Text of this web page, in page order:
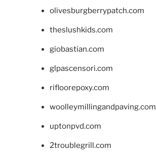
olivesburgberrypatch.com
theslushkids.com
giobastian.com
glpascensori.com
rifloorepoxy.com
woolleymillingandpaving.com
uptonpvd.com
2troublegrill.com